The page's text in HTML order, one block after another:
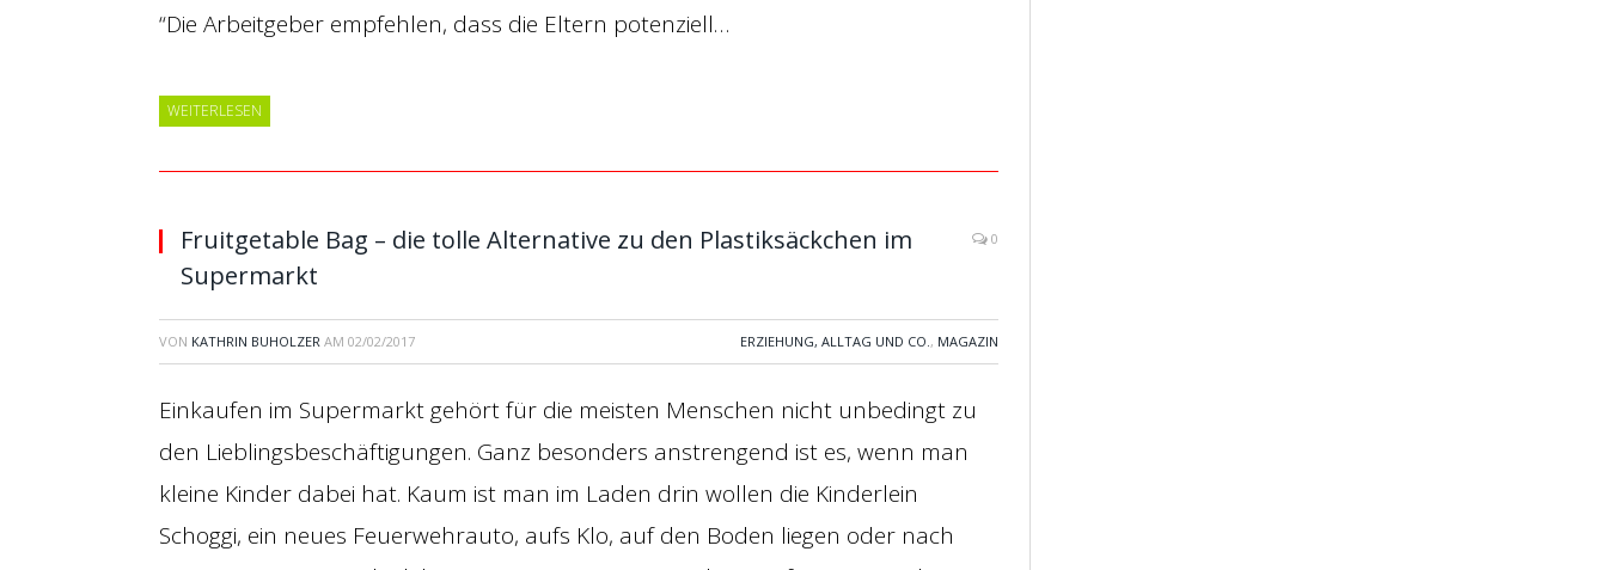
“Die Arbeitgeber empfehlen, dass die Eltern potenziell…
WEITERLESEN
Fruitgetable Bag – die tolle Alternative zu den Plastiksäckchen im
Supermarkt
0
VON KATHRIN BUHOLZER AM 02/02/2017 ERZIEHUNG, ALLTAG UND CO., MAGAZIN
Einkaufen im Supermarkt gehört für die meisten Menschen nicht unbedingt zu
den Lieblingsbeschäftigungen. Ganz besonders anstrengend ist es, wenn man
kleine Kinder dabei hat. Kaum ist man im Laden drin wollen die Kinderlein
Schoggi, ein neues Feuerwehrauto, aufs Klo, auf den Boden liegen oder nach